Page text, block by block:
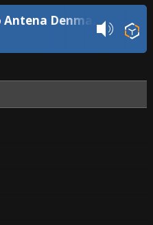
Radio Antena Denmark